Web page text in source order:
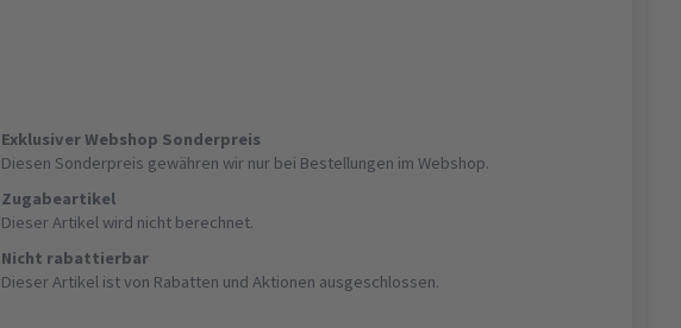
Exklusiver Webshop Sonderpreis
Diesen Sonderpreis gewähren wir nur bei Bestellungen im Webshop.
Zugabeartikel
Dieser Artikel wird nicht berechnet.
Nicht rabattierbar
Dieser Artikel ist von Rabatten und Aktionen ausgeschlossen.